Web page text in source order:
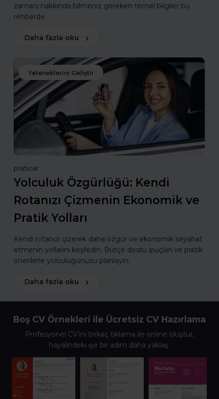
zamanı hakkında bilmeniz gereken temel bilgiler bu
rehberde.
Daha fazla oku
Yeteneklerini Geliştir
praticar
Yolculuk Özgürlüğü: Kendi
Rotanızı Çizmenin Ekonomik ve
Pratik Yolları
Kendi rotanızı çizerek daha özgür ve ekonomik seyahat
etmenin yollarını keşfedin. Bütçe dostu ipuçları ve pratik
önerilerle yolculuğunuzu planlayın.
Daha fazla oku
Boş CV Örnekleri ile Ücretsiz CV Hazırlama
Profesyonel CV’ini birkaç tıklama ile online oluştur,
hayalindeki işe bir adım daha yaklaş.